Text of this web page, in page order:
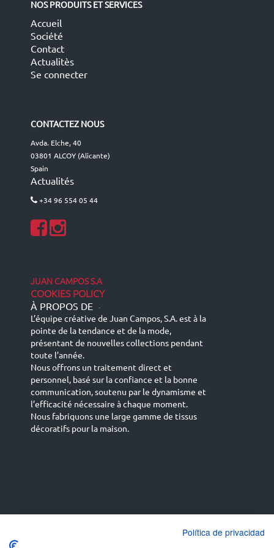
NOS PRODUITS ET SERVICES
Accueil
Société
Contact
Actualitès
Se connecter
CONTACTEZ NOUS
Avda. Elche, 40
03801 ALCOY (Alicante)
Spain
Actualités
+34 96 554 05 44
JUAN CAMPOS S.A
COOKIES POLICY
À PROPOS DE -
L’équipe créative de Juan Campos, S.A. est à la
pointe de la tendance et de la mode,
présentant de nouvelles collections pendant
toute l’année.
Nous offrons un traitement direct et
personnel, basé sur la confiance et la bonne
communication, soutenu par le dynamisme et
l’efficacité nécessaire à chaque moment.
Nous fabriquons une large gamme de tissus
décoratifs pour la maison.
English (UK)
Política de privacidad